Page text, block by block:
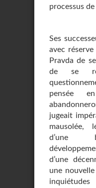
processus
Ses
avec
Pravda de
de se ré
pensée
jugeait
mausolée,
d’une
d’une
une
inquiétudes